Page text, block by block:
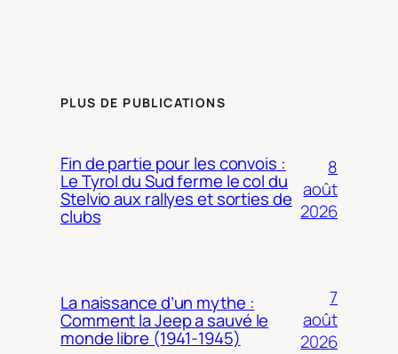
PLUS DE PUBLICATIONS
Fin de partie pour les convois :
Le Tyrol du Sud ferme le col du
Stelvio aux rallyes et sorties de
clubs
8
août
2026
La naissance d’un mythe :
Comment la Jeep a sauvé le
monde libre (1941-1945)
7
août
2026